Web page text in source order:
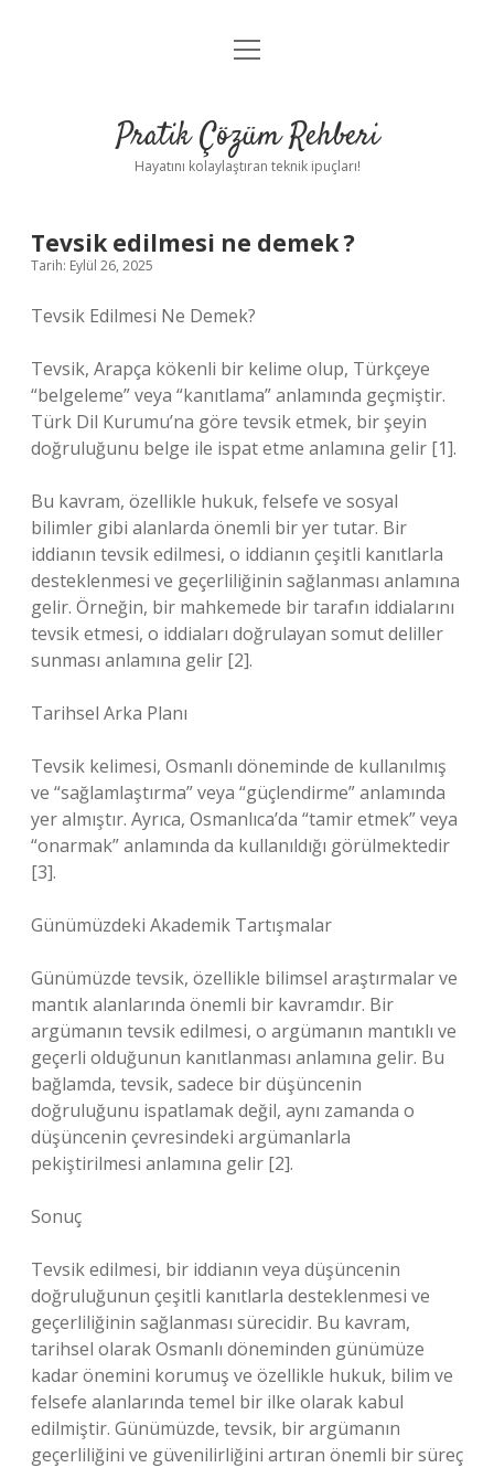
Anasayfa
Yasal Uyarı
menüyü
Pratik Çözüm Rehberi
Hayatını kolaylaştıran teknik ipuçları!
Tevsik edilmesi ne demek ?
Tarih: Eylül 26, 2025
Tevsik Edilmesi Ne Demek?
Tevsik, Arapça kökenli bir kelime olup, Türkçeye
“belgeleme” veya “kanıtlama” anlamında geçmiştir.
Türk Dil Kurumu’na göre tevsik etmek, bir şeyin
doğruluğunu belge ile ispat etme anlamına gelir [1].
Bu kavram, özellikle hukuk, felsefe ve sosyal
bilimler gibi alanlarda önemli bir yer tutar. Bir
iddianın tevsik edilmesi, o iddianın çeşitli kanıtlarla
desteklenmesi ve geçerliliğinin sağlanması anlamına
gelir. Örneğin, bir mahkemede bir tarafın iddialarını
tevsik etmesi, o iddiaları doğrulayan somut deliller
sunması anlamına gelir [2].
Tarihsel Arka Planı
Tevsik kelimesi, Osmanlı döneminde de kullanılmış
ve “sağlamlaştırma” veya “güçlendirme” anlamında
yer almıştır. Ayrıca, Osmanlıca’da “tamir etmek” veya
“onarmak” anlamında da kullanıldığı görülmektedir
[3].
Günümüzdeki Akademik Tartışmalar
Günümüzde tevsik, özellikle bilimsel araştırmalar ve
mantık alanlarında önemli bir kavramdır. Bir
argümanın tevsik edilmesi, o argümanın mantıklı ve
geçerli olduğunun kanıtlanması anlamına gelir. Bu
bağlamda, tevsik, sadece bir düşüncenin
doğruluğunu ispatlamak değil, aynı zamanda o
düşüncenin çevresindeki argümanlarla
pekiştirilmesi anlamına gelir [2].
Sonuç
Tevsik edilmesi, bir iddianın veya düşüncenin
doğruluğunun çeşitli kanıtlarla desteklenmesi ve
geçerliliğinin sağlanması sürecidir. Bu kavram,
tarihsel olarak Osmanlı döneminden günümüze
kadar önemini korumuş ve özellikle hukuk, bilim ve
felsefe alanlarında temel bir ilke olarak kabul
edilmiştir. Günümüzde, tevsik, bir argümanın
geçerliliğini ve güvenilirliğini artıran önemli bir süreç